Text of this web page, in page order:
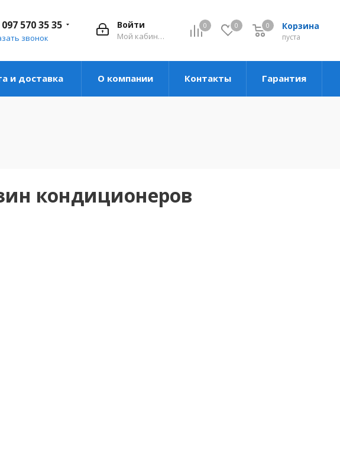
0 0 Корзина
пуста
0
Войти
Мой кабинет
570 35 35
звонок
и доставка О компании Контакты Гарантия
кондиционеров